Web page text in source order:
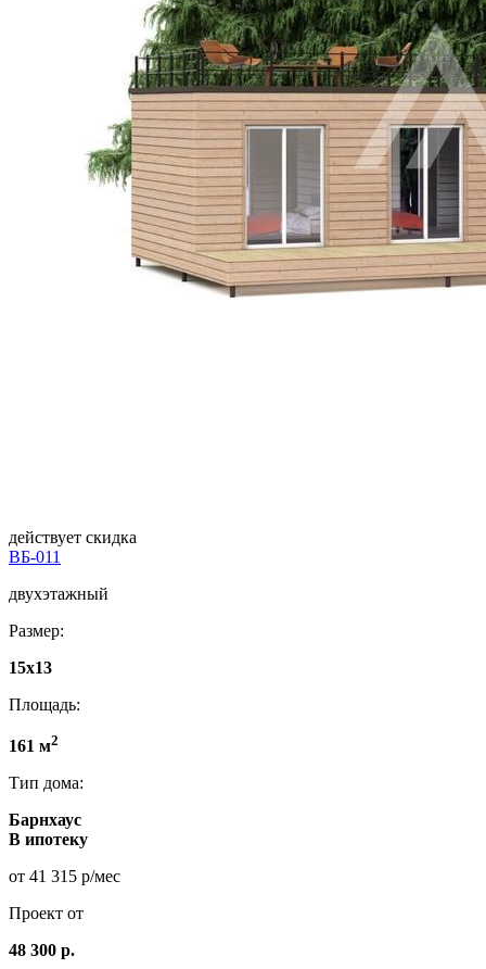
действует скидка
ВБ-011
двухэтажный
Размер:
15x13
Площадь:
161 м2
Тип дома:
Барнхаус
В ипотеку
от 41 315 р/мес
Проект от
48 300 р.